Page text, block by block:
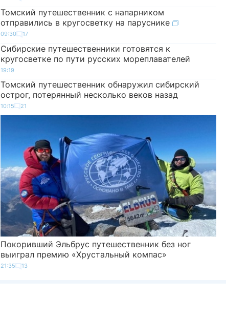
Томский путешественник с напарником
отправились в кругосветку на паруснике
09:30 17
Сибирские путешественники готовятся к
кругосветке по пути русских мореплавателей
19:19
Томский путешественник обнаружил сибирский
острог, потерянный несколько веков назад
10:15 21
Покоривший Эльбрус путешественник без ног
выиграл премию «Хрустальный компас»
21:35 13